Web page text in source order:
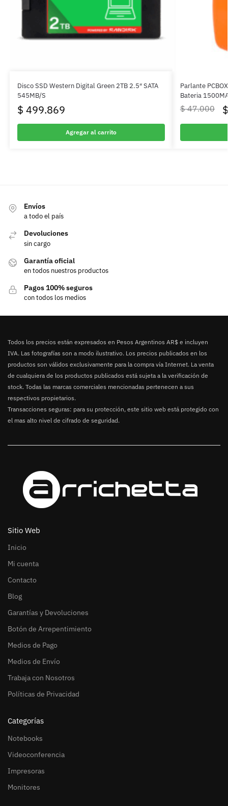
Disco SSD Western Digital Green 2TB 2.5″ SATA
545MB/S
$ 499.869
Agregar al carrito
Parlante
Bateria
$47.000 $
Envíos
a todo el país
Devoluciones
sin cargo
Garantía oficial
en todos nuestros productos
Pagos 100% seguros
con todos los medios
Todos los precios están expresados en Pesos Argentinos AR$ e incluyen
IVA. Las fotografías son a modo ilustrativo. Los precios publicados en los
productos son válidos exclusivamente para la compra vía Internet. La venta
de cualquiera de los productos publicados está sujeta a la verificación de
stock. Todas las marcas comerciales mencionadas pertenecen a sus
respectivos propietarios.
Transacciones seguras: para su protección, este sitio web está protegido con
el mas alto nivel de cifrado de seguridad.
Sitio Web
Inicio
Mi cuenta
Contacto
Blog
Garantías y Devoluciones
Botón de Arrepentimiento
Medios de Pago
Medios de Envío
Trabaja con Nosotros
Políticas de Privacidad
Categorías
Notebooks
Videoconferencia
Impresoras
Monitores